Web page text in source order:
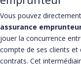
Vous pouvez
assurance
jouer la concurrence
compte de ses clients et
contrats. Cet